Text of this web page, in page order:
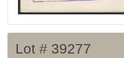
Lot # 39277